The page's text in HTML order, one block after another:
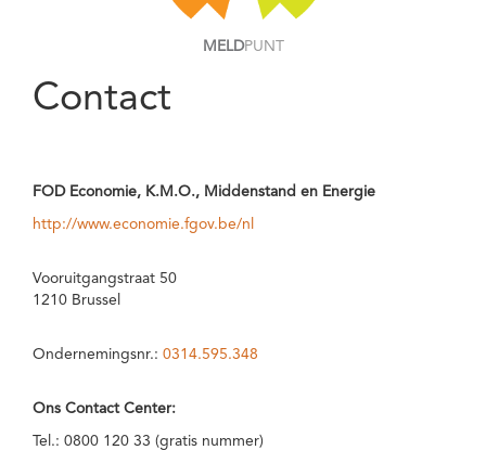
MELDPUNT
Contact
FOD Economie, K.M.O., Middenstand en Energie
http://www.economie.fgov.be/nl
Vooruitgangstraat 50
1210 Brussel
Ondernemingsnr.: 0314.595.348
Ons Contact Center:
Tel.: 0800 120 33 (gratis nummer)